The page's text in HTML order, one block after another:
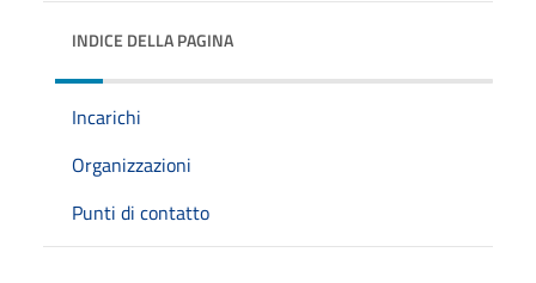
INDICE DELLA PAGINA
Incarichi
Organizzazioni
Punti di contatto